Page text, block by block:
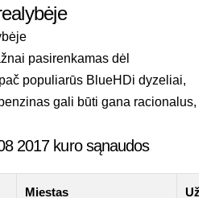
pasirenkamas dėl
populiarūs BlueHDi dyzeliai,
gali būti gana racionalus,
2017 kuro sąnaudos
Miestas